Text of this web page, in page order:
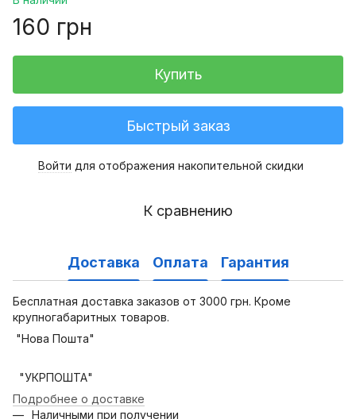
160 грн
Купить
Быстрый заказ
Войти для отображения накопительной скидки
К сравнению
Доставка Оплата Гарантия
Бесплатная доставка заказов от 3000 грн. Кроме
крупногабаритных товаров.
"Нова Пошта"
"УКРПОШТА"
Подробнее о доставке
Наличными при получении